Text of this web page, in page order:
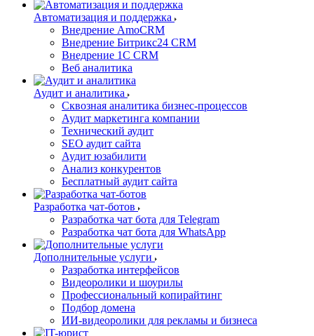
Автоматизация и поддержка
Внедрение AmoCRM
Внедрение Битрикс24 CRM
Внедрение 1C CRM
Веб аналитика
Аудит и аналитика
Сквозная аналитика бизнес-процессов
Аудит маркетинга компании
Технический аудит
SEO аудит сайта
Аудит юзабилити
Анализ конкурентов
Бесплатный аудит сайта
Разработка чат-ботов
Разработка чат бота для Telegram
Разработка чат бота для WhatsApp
Дополнительные услуги
Разработка интерфейсов
Видеоролики и шоурилы
Профессиональный копирайтинг
Подбор домена
ИИ-видеоролики для рекламы и бизнеса